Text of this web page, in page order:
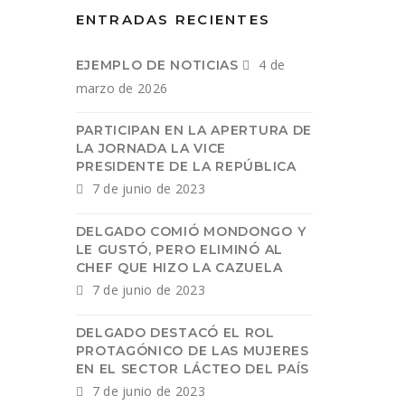
ENTRADAS RECIENTES
EJEMPLO DE NOTICIAS
4 de
marzo de 2026
PARTICIPAN EN LA APERTURA DE
LA JORNADA LA VICE
PRESIDENTE DE LA REPÚBLICA
7 de junio de 2023
DELGADO COMIÓ MONDONGO Y
LE GUSTÓ, PERO ELIMINÓ AL
CHEF QUE HIZO LA CAZUELA
7 de junio de 2023
DELGADO DESTACÓ EL ROL
PROTAGÓNICO DE LAS MUJERES
EN EL SECTOR LÁCTEO DEL PAÍS
7 de junio de 2023